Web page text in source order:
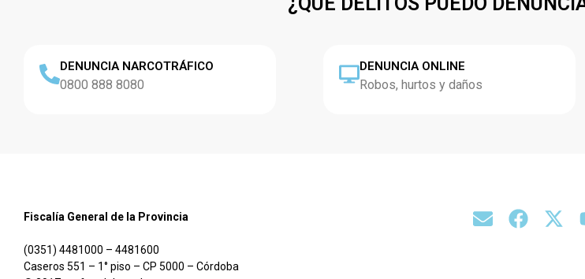
DENUNCIA NARCOTRÁFICO
0800 888 8080
DENUNCIA ONLINE
Robos, hurtos y daños
Fiscalía General de la Provincia
(0351) 4481000 – 4481600
Caseros 551 – 1° piso – CP 5000 – Córdoba